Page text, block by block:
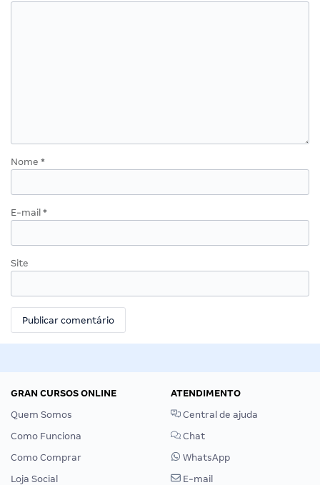
Nome *
E-mail *
Site
GRAN CURSOS ONLINE
Quem Somos
Como Funciona
Como Comprar
Loja Social
ATENDIMENTO
Central de ajuda
Chat
WhatsApp
E-mail